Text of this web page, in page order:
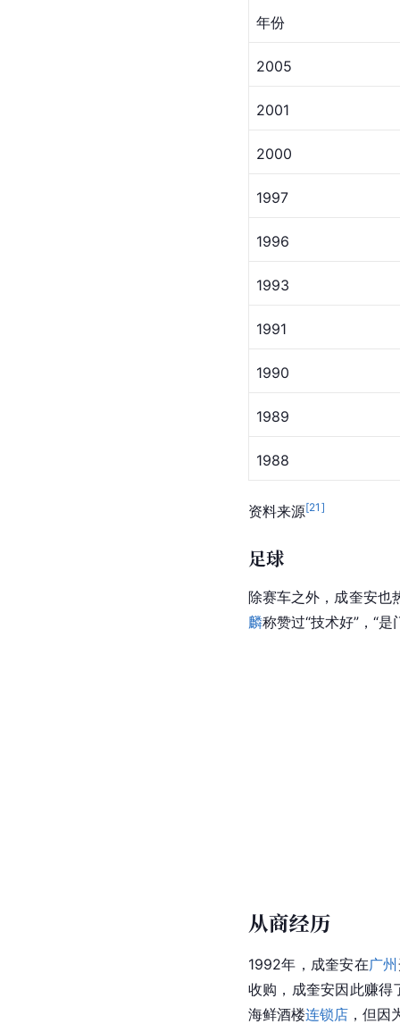
年份
2005
2001
2000
1997
1996
1993
1991
1990
1989
1988
资料来源[21 ]
足球
除赛车之外，成奎安也
麟称赞过“技术好”，“
从商经历
1992年，成奎安在广州
收购，成奎安因此赚得
海鲜酒楼连锁店 ，但